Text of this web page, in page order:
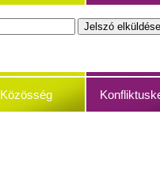
Közösség